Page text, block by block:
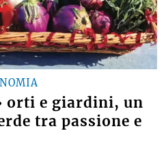
orti e giardini, un
tra passione e